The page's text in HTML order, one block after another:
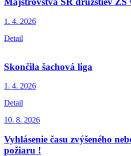
1. 4. 2026
Detail
Skončila šachová liga
1. 4. 2026
Detail
10. 8. 2026
Vyhlásenie času zvýšeného
požiaru !